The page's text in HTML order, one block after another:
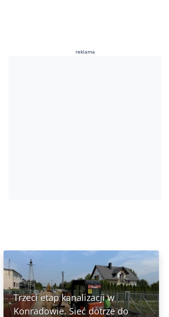
reklama
Trzeci etap kanalizacji w
Konradowie. Sieć dotrze do